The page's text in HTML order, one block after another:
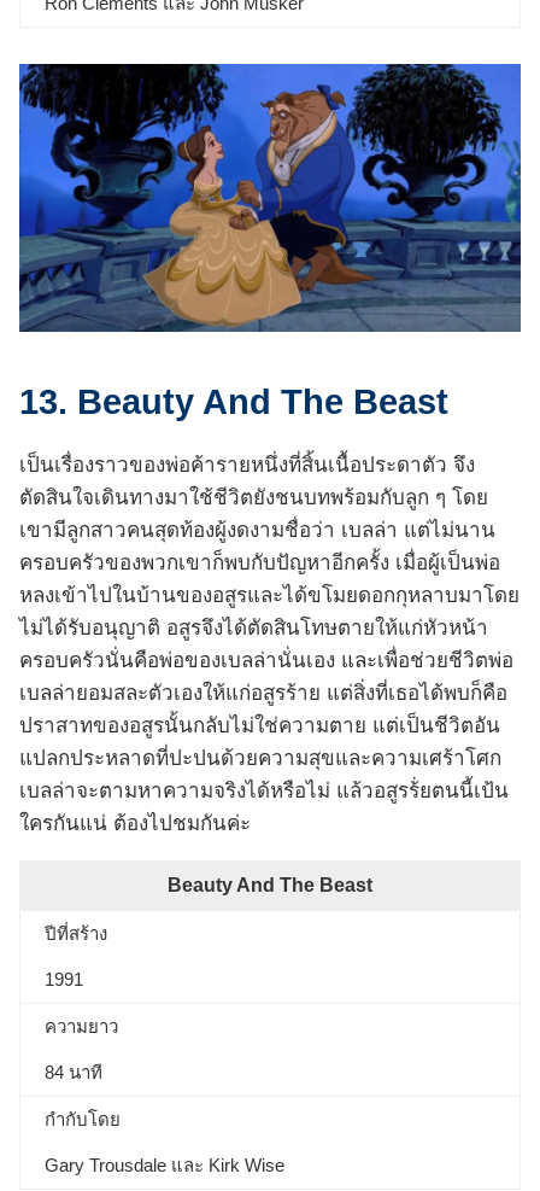
13. Beauty And The Beast
เป็นเรื่องราวของพ่อค้ารายหนึ่งที่สิ้นเนื้อประดาตัว จึง
ตัดสินใจเดินทางมาใช้ชีวิตยังชนบทพร้อมกับลูก ๆ โดย
เขามีลูกสาวคนสุดท้องผู้งดงามชื่อว่า เบลล่า แต่ไม่นาน
ครอบครัวของพวกเขาก็พบกับปัญหาอีกครั้ง เมื่อผู้เป็นพ่อ
หลงเข้าไปในบ้านของอสูรและได้ขโมยดอกกุหลาบมาโดย
ไม่ได้รับอนุญาติ อสูรจึงได้ตัดสินโทษตายให้แก่หัวหน้า
ครอบครัวนั่นคือพ่อของเบลล่านั่นเอง และเพื่อช่วยชีวิตพ่อ
เบลล่ายอมสละตัวเองให้แก่อสูรร้าย แต่สิ่งที่เธอได้พบก็คือ
ปราสาทของอสูรนั้นกลับไม่ใช่ความตาย แต่เป็นชีวิตอัน
แปลกประหลาดที่ปะปนด้วยความสุขและความเศร้าโศก
เบลล่าจะตามหาความจริงได้หรือไม่ แล้วอสูรร้่ยตนนี้เป้น
ใครกันแน่ ต้องไปชมกันค่ะ
Beauty And The Beast
ปีที่สร้าง
1991
ความยาว
84 นาที
กำกับโดย
Gary Trousdale และ Kirk Wise